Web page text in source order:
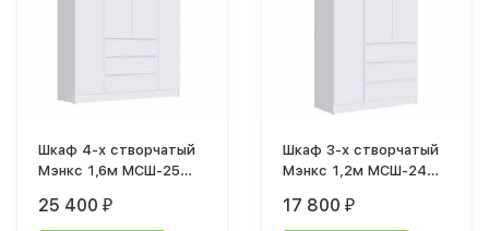
Шкаф 4-х створчатый
Мэнкс 1,6м МСШ-25
25 400 ₽
Шкаф 3-х створчатый
Мэнкс 1,2м МСШ-24
17 800 ₽